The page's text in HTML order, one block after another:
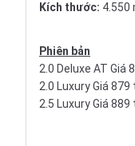
Kích thước: 4.550
Phiên bản
2.0 Deluxe AT Giá
2.0 Luxury Giá 879
2.5 Luxury Giá 889